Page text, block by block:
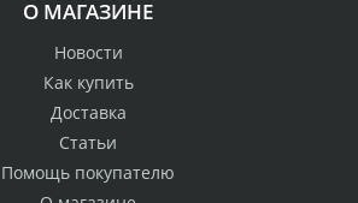
О МАГАЗИНЕ
Новости
Как купить
Доставка
Статьи
Помощь покупателю